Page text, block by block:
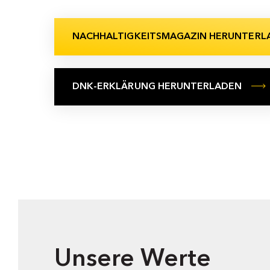
NACHHALTIGKEITSMAGAZIN
DNK-ERKLÄRUNG HERUNTERLADEN
Unsere Werte